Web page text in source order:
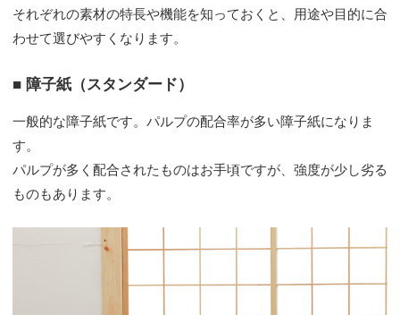
それぞれの素材の特長や機能を知っておくと、用途や目的に合
わせて選びやすくなります。
■ 障子紙（スタンダード）
一般的な障子紙です。パルプの配合率が多い障子紙になりま
す。
パルプが多く配合されたものはお手頃ですが、強度が少し劣る
ものもあります。